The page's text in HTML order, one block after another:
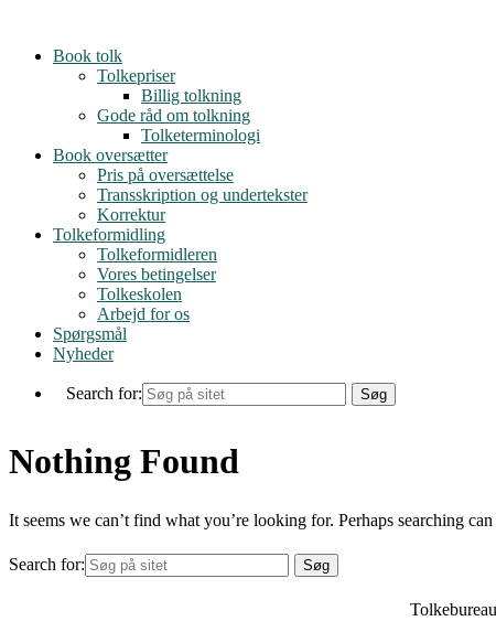
contentBook tolk
Tolkepriser
Billig tolkning
Gode råd om tolkning
Tolketerminologi
Book oversætter
Pris på oversættelse
Transskription og undertekster
Korrektur
Tolkeformidling
Tolkeformidleren
Vores betingelser
Tolkeskolen
Arbejd for os
Spørgsmål
Nyheder
Search for:
Nothing Found
It seems we can’t find what you’re looking for. Perhaps searching
Search for: